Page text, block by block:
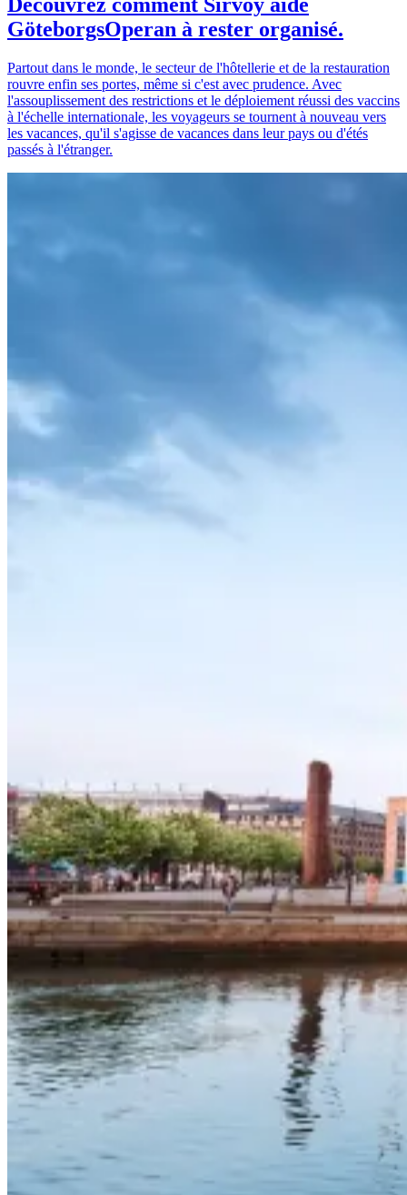
GöteborgsOperan à rester organisé.
Partout dans le monde, le secteur de l'hôtellerie et de la restauration
rouvre enfin ses portes, même si c'est avec prudence. Avec
l'assouplissement des restrictions et le déploiement réussi des vaccins
à l'échelle internationale, les voyageurs se tournent à nouveau vers
les vacances, qu'il s'agisse de vacances dans leur pays ou d'étés
passés à l'étranger.